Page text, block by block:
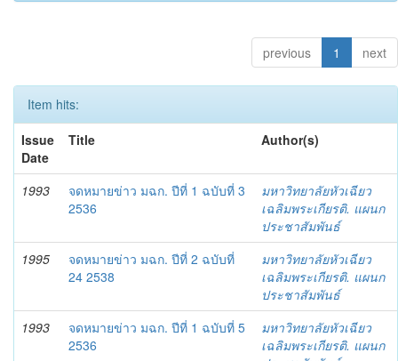
previous 1 next
Item hits:
Issue
Date
Title Author(s)
1993
จดหมายข่าว มฉก. ปีที่ 1 ฉบับที่ 3
2536
มหาวิทยาลัยหัวเฉียว
เฉลิมพระเกียรติ. แผนก
ประชาสัมพันธ์
1995
จดหมายข่าว มฉก. ปีที่ 2 ฉบับที่
24 2538
มหาวิทยาลัยหัวเฉียว
เฉลิมพระเกียรติ. แผนก
ประชาสัมพันธ์
1993
จดหมายข่าว มฉก. ปีที่ 1 ฉบับที่ 5
2536
มหาวิทยาลัยหัวเฉียว
เฉลิมพระเกียรติ. แผนก